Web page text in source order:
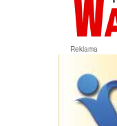
Reklama